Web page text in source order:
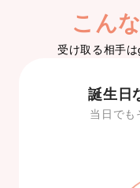
こん
受け取る相手
誕生日
当日でも